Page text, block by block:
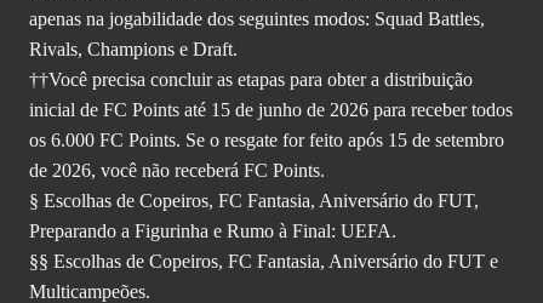
apenas na jogabilidade dos seguintes modos: Squad Battles,
Rivals, Champions e Draft.
††Você precisa concluir as etapas para obter a distribuição
inicial de FC Points até 15 de junho de 2026 para receber todos
os 6.000 FC Points. Se o resgate for feito após 15 de setembro
de 2026, você não receberá FC Points.
§ Escolhas de Copeiros, FC Fantasia, Aniversário do FUT,
Preparando a Figurinha e Rumo à Final: UEFA.
§§ Escolhas de Copeiros, FC Fantasia, Aniversário do FUT e
Multicampeões.